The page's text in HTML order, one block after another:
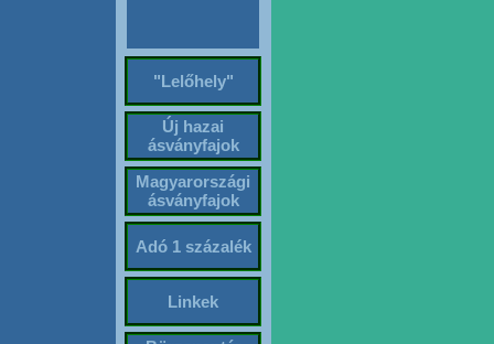
"Lelőhely"
Új hazai
ásványfajok
Magyarországi
ásványfajok
Adó 1 százalék
Linkek